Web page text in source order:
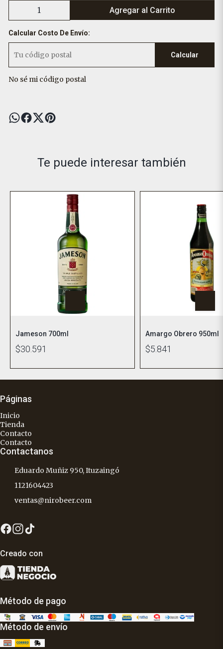
Agregar al Carrito
Calcular Costo De Envío:
Calcular
No sé mi código postal
Te puede interesar también
Jameson 700ml
$30.591
Amargo Obrero 950ml
$5.841
Páginas
Inicio
Tienda
Contacto
Contacto
Contactanos
Eduardo Muñiz 950, Ituzaingó
1121604423
ventas@nirobeer.com
Creado con
Método de pago
Método de envío